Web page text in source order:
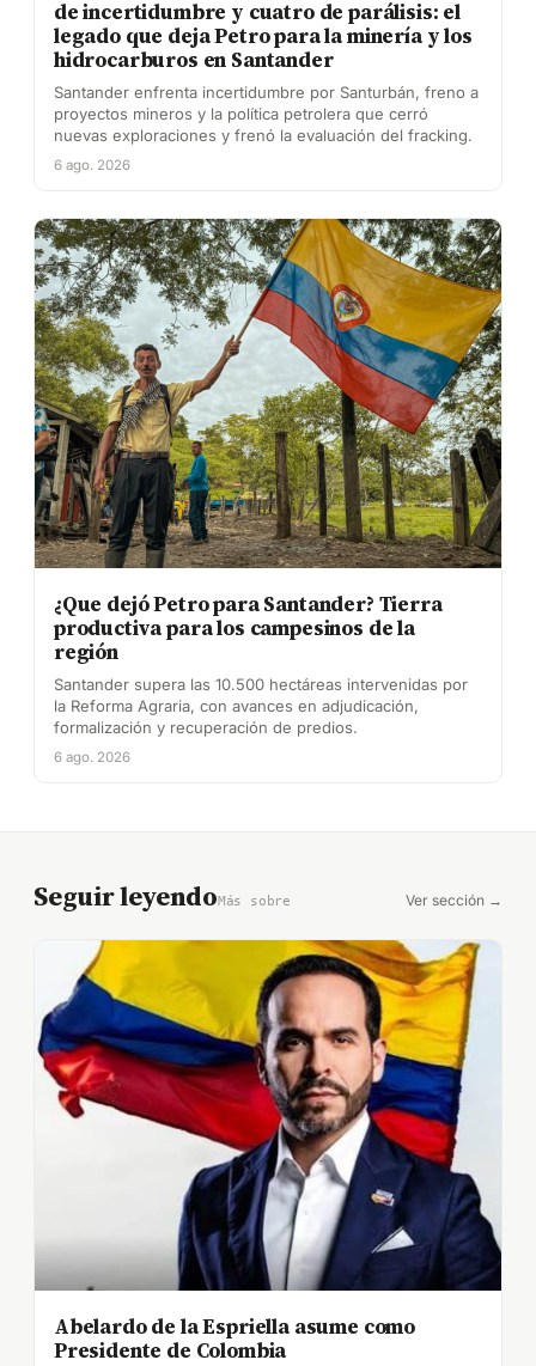
de incertidumbre y cuatro de parálisis: el
legado que deja Petro para la minería y los
hidrocarburos en Santander
Santander enfrenta incertidumbre por Santurbán, freno a
proyectos mineros y la política petrolera que cerró
nuevas exploraciones y frenó la evaluación del fracking.
6 ago. 2026
¿Que dejó Petro para Santander? Tierra
productiva para los campesinos de la
región
Santander supera las 10.500 hectáreas intervenidas por
la Reforma Agraria, con avances en adjudicación,
formalización y recuperación de predios.
6 ago. 2026
Seguir leyendoMás sobre Ver sección →
Abelardo de la Espriella asume como
Presidente de Colombia